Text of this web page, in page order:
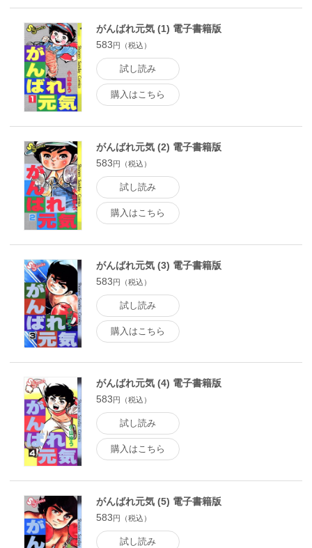
がんばれ元気 (1) 電子書籍版
583円（税込）
試し読み
購入はこちら
がんばれ元気 (2) 電子書籍版
583円（税込）
試し読み
購入はこちら
がんばれ元気 (3) 電子書籍版
583円（税込）
試し読み
購入はこちら
がんばれ元気 (4) 電子書籍版
583 円（税込）
試し読み
購入はこちら
がんばれ元気 (5) 電子書籍版
583円（税込）
試し読み